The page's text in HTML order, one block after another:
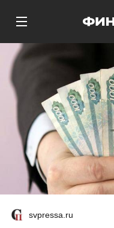
svpressa.ru